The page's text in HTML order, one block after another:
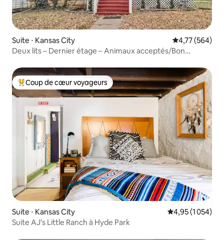
Suite ⋅ Kansas City Évaluation
4,77 (564)
Deux lits – Dernier étage – Animaux acceptés/Bon
Coups de cœur voyageurs les plus appréciés
Coup de cœur voyageurs
Suite ⋅ Kansas City Évaluation
4,95 (1 054)
Suite AJ's Little Ranch à Hyde Park